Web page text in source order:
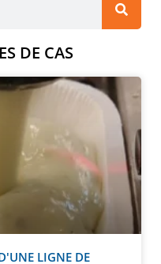
DE CAS
LIGNE DE